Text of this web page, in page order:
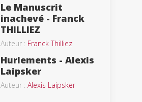
Le Manuscrit
inachevé - Franck
THILLIEZ
Auteur : Franck Thilliez
Hurlements - Alexis
Laipsker
Auteur : Alexis Laipsker